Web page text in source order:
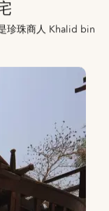
珍珠商人 Khalid bin